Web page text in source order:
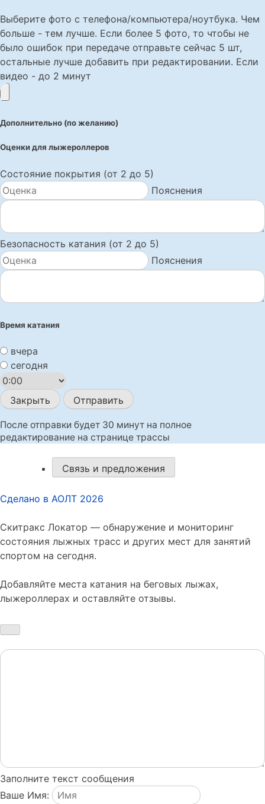
Выберите фото с телефона/компьютера/ноутбука. Чем
больше - тем лучше. Если более 5 фото, то чтобы не
было ошибок при передаче отправьте сейчас 5 шт,
остальные лучше добавить при редактировании. Если
видео - до 2 минут
Дополнительно (по желанию)
Оценки для лыжероллеров
Состояние покрытия (от 2 до 5)
Пояснения
Безопасность катания (от 2 до 5)
Пояснения
Время катания
вчера
сегодня
Закрыть Отправить
После отправки будет 30 минут на полное
редактирование на странице трассы
Связь и предложения
Сделано в АОЛТ 2026
Скитракс Локатор — обнаружение и мониторинг
состояния лыжных трасс и других мест для занятий
спортом на сегодня.
Добавляйте места катания на беговых лыжах,
лыжероллерах и оставляйте отзывы.
Заполните текст сообщения
Ваше Имя: